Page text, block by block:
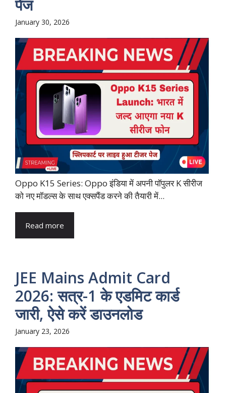
पेज
January 30, 2026
Oppo K15 Series: Oppo इंडिया में अपनी पॉपुलर K सीरीज
को नए मॉडल्स के साथ एक्सपैंड करने की तैयारी में...
Read more
JEE Mains Admit Card
2026: सत्र-1 के एडमिट कार्ड
जारी, ऐसे करें डाउनलोड
January 23, 2026